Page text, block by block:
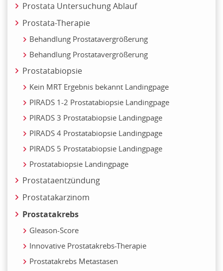
Prostata Untersuchung Ablauf
Prostata-Therapie
Behandlung Prostatavergrößerung
Behandlung Prostatavergrößerung
Prostatabiopsie
Kein MRT Ergebnis bekannt Landingpage
PIRADS 1-2 Prostatabiopsie Landingpage
PIRADS 3 Prostatabiopsie Landingpage
PIRADS 4 Prostatabiopsie Landingpage
PIRADS 5 Prostatabiopsie Landingpage
Prostatabiopsie Landingpage
Prostataentzündung
Prostatakarzinom
Prostatakrebs
Gleason-Score
Innovative Prostatakrebs-Therapie
Prostatakrebs Metastasen